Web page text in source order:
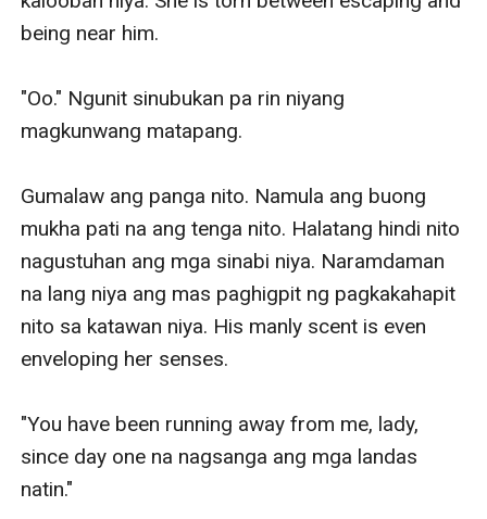
being near him.
"Oo." Ngunit sinubukan pa rin niyang
magkunwang matapang.
Gumalaw ang panga nito. Namula ang buong
mukha pati na ang tenga nito. Halatang hindi nito
nagustuhan ang mga sinabi niya. Naramdaman
na lang niya ang mas paghigpit ng pagkakahapit
nito sa katawan niya. His manly scent is even
enveloping her senses.
"You have been running away from me, lady,
since day one na nagsanga ang mga landas
natin."